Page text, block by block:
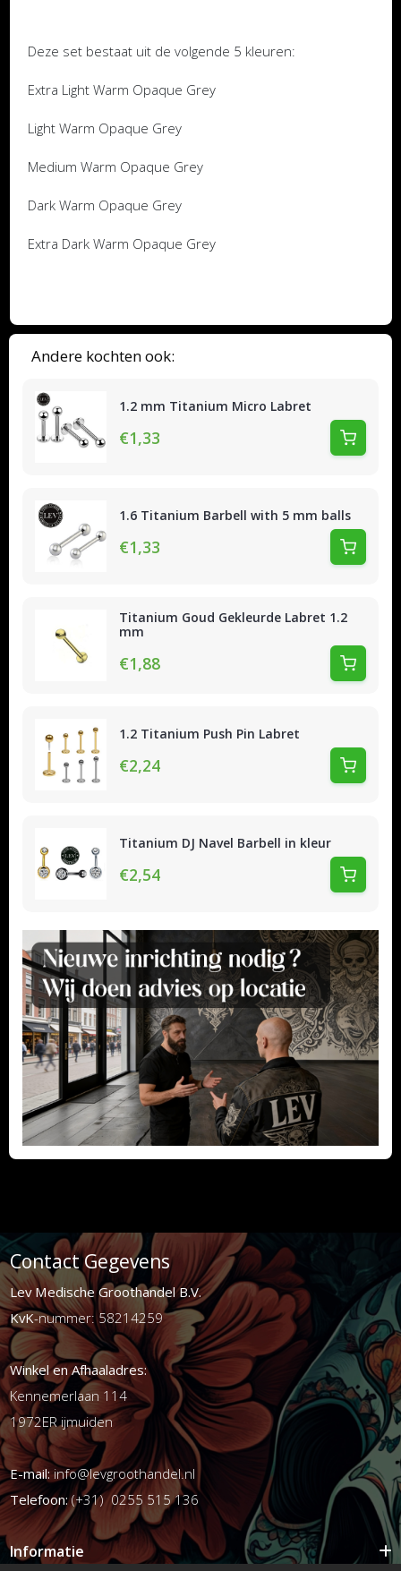
Andere kochten ook:
1.2 mm Titanium Micro Labret
€1,33
1.6 Titanium Barbell with 5 mm balls
€1,33
Titanium Goud Gekleurde Labret 1.2
mm
€1,88
1.2 Titanium Push Pin Labret
€2,24
Titanium DJ Navel Barbell in kleur
€2,54
Deze set bestaat uit de volgende 5 kleuren:
Extra Light Warm Opaque Grey
Light Warm Opaque Grey
Medium Warm Opaque Grey
Dark Warm Opaque Grey
Extra Dark Warm Opaque Grey
Contact Gegevens
Lev Medische Groothandel B.V.
KvK-nummer: 58214259
Winkel en Afhaaladres:
Kennemerlaan 114
1972ER ijmuiden
E-mail:info@levgroothandel.nl
Telefoon:(+31) 0255 515 136
Informatie